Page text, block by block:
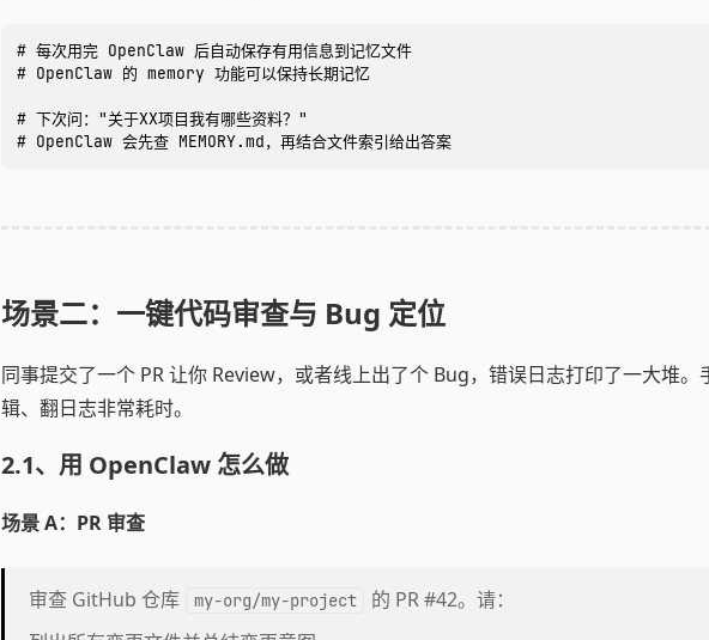
# 每次用完 OpenClaw 后自动保存有用信息到记忆文件
# OpenClaw 的 memory 功能可以保持长期记忆
# 下次问："关于XX项目我有哪些资料？"
场景二：一键代码审查与 Bug 定位
同事提交了一个 PR 让你 Review，或者线上出了个 Bug，错误日志打印了一大堆。
辑、翻日志非常耗时。
2.1、用 OpenClaw 怎么做
场景 A：PR 审查
审查 GitHub 仓库 my-org/my-project
的 PR #42。请：